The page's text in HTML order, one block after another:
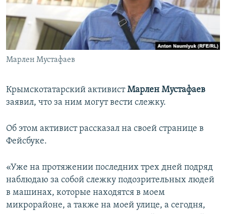
ПОБЕДИТЕЛЕЙ НЕ СУДЯТ?
КРЫМ.НЕПОКОРЕННЫЙ
ELIFBE
УКРАИНСКАЯ ПРОБЛЕМА КРЫМА
ПРИСОЕДИНЯЙТЕСЬ!
Марлен Мустафаев
Крымскотатарский активистМарлен Мустафаев
заявил, что за ним могут вести слежку.
Об этом активист рассказал на своей странице в
Фейсбуке.
«Уже на протяжении последних трех дней подряд
наблюдаю за собой слежку подозрительных людей
в машинах, которые находятся в моем
микрорайоне, а также на моей улице, а сегодня,